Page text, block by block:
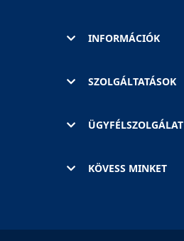
INFORMÁCIÓK
SZOLGÁLTATÁSOK
ÜGYFÉLSZOLGÁLAT
KÖVESS MINKET